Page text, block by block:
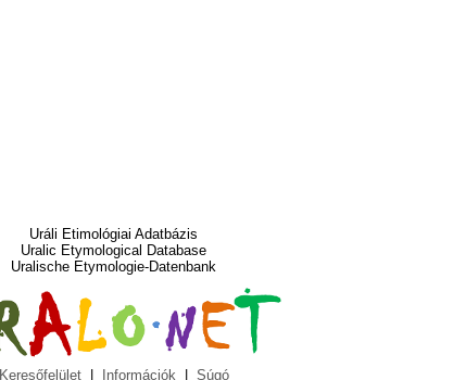
Uráli Etimológiai Adatbázis
Uralic Etymological Database
Uralische Etymologie-Datenbank
Keresőfelület| Információk| Súgó